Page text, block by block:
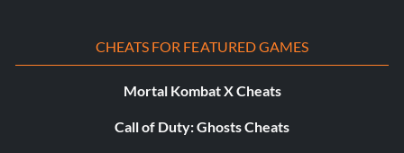
CHEATS FOR FEATURED GAMES
Mortal Kombat X Cheats
Call of Duty: Ghosts Cheats